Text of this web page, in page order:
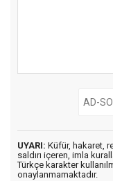
UYARI: Küfür, hakaret,
saldırı içeren, imla
Türkçe karakter
onaylanmamaktadır.